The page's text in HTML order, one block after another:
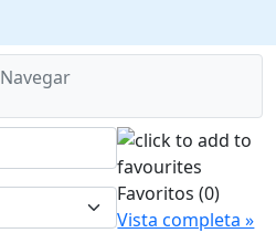
Navegar
Favoritos(0)
Vista completa »